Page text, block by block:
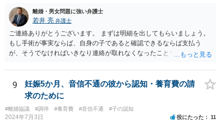
離婚・男女問題に強い弁護士
若井 亮 弁護士
ご連絡ありがとうございます。 まずは明細を出してもらいましょう。
もし手術が事実ならば、自身の子であると確認できるならば支払う
が、そうでなければいきなり連絡が取れなくなったことで不信感もあ
してはいかがでしょうか。 代理人となる場合ですが、事務所ごとにま
ちまちです。 弊所の場合、交渉をお受けするとなると20万円くらいが
多いかと思います。
9
妊娠5か月、音信不通の彼から認知・養育費の請
求のために
#離婚協議 #調停 #養育費 #音信不通 #子の認知
2024年7月3日 役にたった 11